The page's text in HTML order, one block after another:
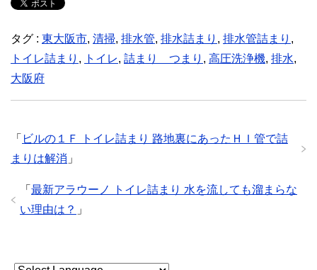
タグ : 東大阪市, 清掃, 排水管, 排水詰まり , 排水管詰まり ,
トイレ詰まり , トイレ, 詰まり つまり , 高圧洗浄機, 排水,
大阪府
「 ビルの１Ｆ トイレ詰まり 路地裏にあったＨＩ管で詰
まりは解消 」
「 最新アラウーノ トイレ詰まり 水を流しても溜まらな
い理由は？ 」